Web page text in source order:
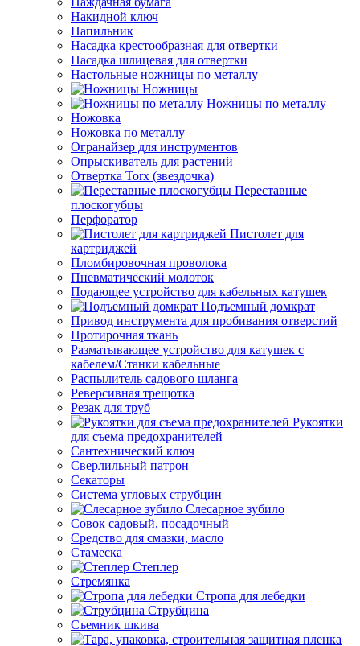
Накидной ключ
Напильник
Насадка крестообразная для отвертки
Насадка шлицевая для отвертки
Настольные ножницы по металлу
Ножницы
Ножницы по металлу
Ножовка
Ножовка по металлу
Огранайзер для инструментов
Опрыскиватель для растений
Отвертка Torx (звездочка)
Переставные
плоскогубцы
Перфоратор
Пистолет для
картриджей
Пломбировочная проволока
Пневматический молоток
Подающее устройство для кабельных катушек
Подъемный домкрат
Привод инструмента для пробивания отверстий
Протирочная ткань
Разматывающее устройство для катушек с
кабелем/Станки кабельные
Распылитель садового шланга
Реверсивная трещотка
Резак для труб
Рукоятки
для съема предохранителей
Сантехнический ключ
Сверлильный патрон
Секаторы
Система угловых струбцин
Слесарное зубило
Совок садовый, посадочный
Средство для смазки, масло
Стамеска
Степлер
Стремянка
Стропа для лебедки
Струбцина
Съемник шкива